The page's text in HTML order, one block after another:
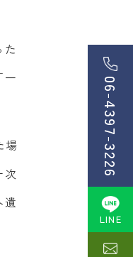
一
場
次
遺
06
-
4397
3226
LINE